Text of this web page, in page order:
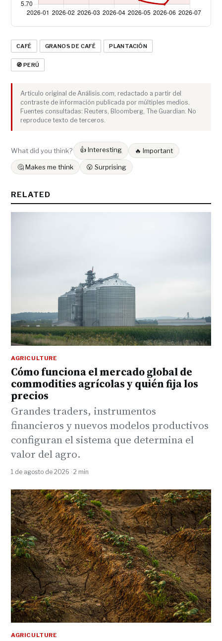
CAFÉ GRANOS DE CAFÉ PLANTACIÓN
🧭 PERÚ
Artículo original de Análisis.com, redactado a partir del
contraste de información publicada por múltiples medios.
Fuentes consultadas: Reuters, Bloomberg, The Guardian. No
reproduce texto de terceros.
What did you think? 👍 Interesting 🔥 Important
🤔 Makes me think 😮 Surprising
RELATED
AGRICULTURE
Cómo funciona el mercado global de
commodities agrícolas y quién fija los
precios
Grandes traders, instrumentos
financieros y nuevos modelos productivos
configuran el sistema que determina el
valor del agro.
1 de agosto de 2026 · 2 min
AGRICULTURE